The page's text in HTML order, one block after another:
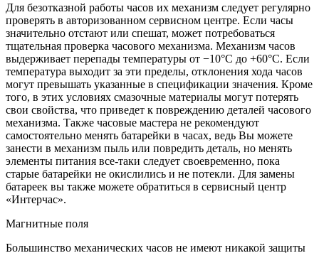
Для безотказной работы часов их механизм следует регулярно
проверять в авторизованном сервисном центре. Если часы
значительно отстают или спешат, может потребоваться
тщательная проверка часового механизма. Механизм часов
выдерживает перепады температуры от −10°C до +60°C. Если
температура выходит за эти пределы, отклонения хода часов
могут превышать указанные в спецификации значения. Кроме
того, в этих условиях смазочные материалы могут потерять
свои свойства, что приведет к повреждению деталей часового
механизма. Также часовые мастера не рекомендуют
самостоятельно менять батарейки в часах, ведь Вы можете
занести в механизм пыль или повредить деталь, но менять
элементы питания все-таки следует своевременно, пока
старые батарейки не окислились и не потекли. Для замены
батареек вы также можете обратиться в сервисный центр
«Интерчас».
Магнитные поля
Большинство механических часов не имеют никакой защиты